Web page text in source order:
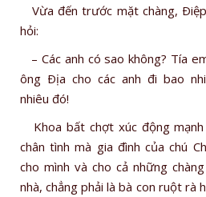
Vừa đến trước mặt chàng,
hỏi:
– Các anh có sao không? Tía
ông Ðịa cho các anh đi bao
nhiêu đó!
Khoa bất chợt xúc động
chân tình mà gia đình của chú
cho mình và cho cả những
nhà, chẳng phải là bà con ruột rà